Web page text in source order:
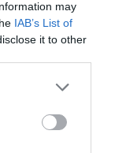
may
IAB’s List of
it to other